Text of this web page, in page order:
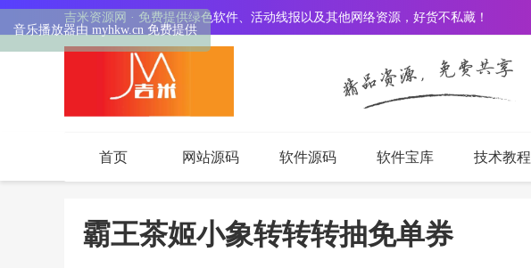
吉米资源网 · 免费提供绿色软件、活动线报以及其他网络资源，好货不私藏！
首页 网站源码 软件源码 软件宝库 技术教程
霸王茶姬小象转转转抽免单券
音乐播放器由 myhkw.cn 免费提供